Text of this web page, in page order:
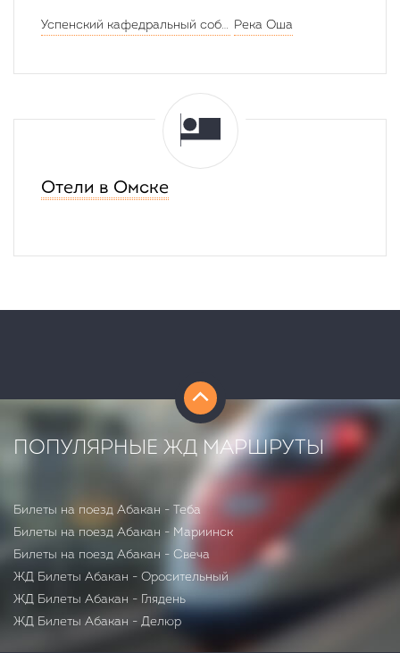
Успенский кафедральный собор Река Оша
Отели в Омске
ПОПУЛЯРНЫЕ ЖД МАРШРУТЫ
Билеты на поезд Абакан - Теба
Билеты на поезд Абакан - Мариинск
Билеты на поезд Абакан - Свеча
ЖД Билеты Абакан - Оросительный
ЖД Билеты Абакан - Глядень
ЖД Билеты Абакан - Делюр